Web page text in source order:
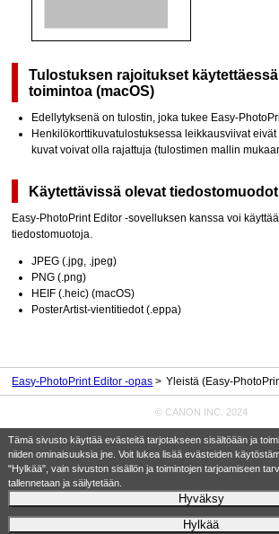
Tämä sivusto käyttää evästeitä tarjotakseen sisältöään ja
niiden ominaisuuksia jne. Voit lukea lisää evästeiden
"Hylkää", vain sivuston sisällön ja toimintojen tarjoamiseen
tallennetaan ja säilytetään.
Hyväksy
Hylkää
Tulostuksen rajoitukset
toimintoa (macOS)
Edellytyksenä ontulostin, joka tukee Easy-
Henkilökorttikuvatulostuksessa leikkausviivat eivät
kuvat voivat olla rajattuja (tulostimen mallin
Käytettävissä olevat tiedostomuodot
Easy-PhotoPrint Editor -sovelluksen kanssa voi
tiedostomuotoja.
JPEG ( .jpg .jpeg)
PNG ( .png)
HEIF ( .heic) (macOS)
PosterArtist-vientitiedot ( .eppa)
Easy-PhotoPrint Editor -opas Yleistä (Easy-
© CANON INC. 2024